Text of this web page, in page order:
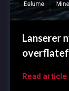
Eelume
Lanserer
Read